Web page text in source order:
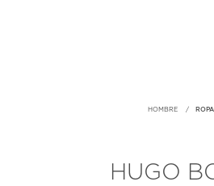
HOMBRE ROPA
HUGO